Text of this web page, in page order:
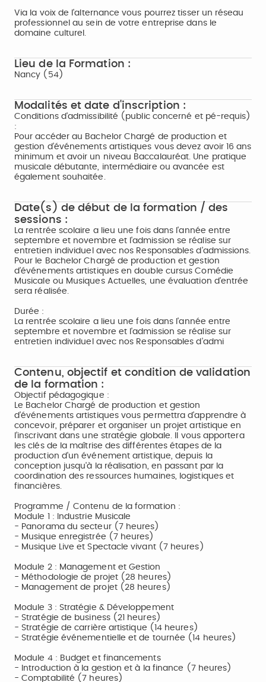
Via la voix de l'alternance vous pourrez tisser un réseau
professionnel au sein de votre entreprise dans le
domaine culturel.
Lieu de la Formation :
Nancy (54)
Modalités et date d'inscription :
Conditions d'admissibilité (public concerné et pé-requis)
:
​Pour accéder au Bachelor Chargé de production et
gestion d’événements artistiques vous devez avoir 16 ans
minimum et avoir un niveau Baccalauréat. Une pratique
musicale débutante, intermédiaire ou avancée est
également souhaitée.
Date(s) de début de la formation / des
sessions :
La rentrée scolaire a lieu une fois dans l'année entre
septembre et novembre et l'admission se réalise sur
entretien individuel avec nos Responsables d'admissions.
Pour le Bachelor Chargé de production et gestion
d’événements artistiques en double cursus Comédie
Musicale ou Musiques Actuelles, une évaluation d'entrée
sera réalisée.​
Durée :
La rentrée scolaire a lieu une fois dans l'année entre
septembre et novembre et l'admission se réalise sur
entretien individuel avec nos Responsables d'admi
Contenu, objectif et condition de validation
de la formation :
Objectif pédagogique :
Le Bachelor Chargé de production et gestion
d’événements artistiques vous permettra d'apprendre à
concevoir, préparer et organiser un projet artistique en
l’inscrivant dans une stratégie globale. Il vous apportera
les clés de la maîtrise des différentes étapes de la
production d'un événement artistique, depuis la
conception jusqu'à la réalisation, en passant par la
coordination des ressources humaines, logistiques et
financières.
Programme / Contenu de la formation :
Module 1 : Industrie Musicale
- Panorama du secteur (7 heures)
- Musique enregistrée (7 heures)
- Musique Live et Spectacle vivant (7 heures)
Module 2 : Management et Gestion
- Méthodologie de projet (28 heures)
- Management de projet (28 heures)
Module 3 : Stratégie & Développement
- Stratégie de business (21 heures)
- Stratégie de carrière artistique (14 heures)
- Stratégie événementielle et de tournée (14 heures)
Module 4 : Budget et financements
- Introduction à la gestion et à la finance (7 heures)
- Comptabilité (7 heures)